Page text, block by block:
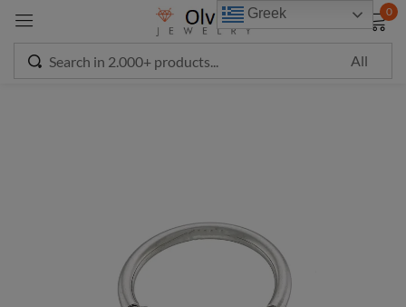
0
Greek
Sign in
modal-check